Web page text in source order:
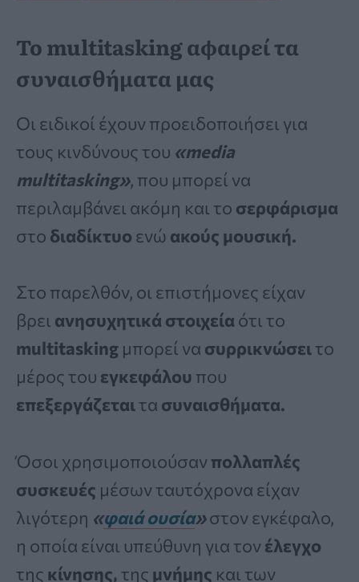
Το multitasking αφαιρεί τα
συναισθήματα μας
Οι ειδικοί έχουν προειδοποιήσει για
τους κινδύνους του «media
multitasking», που μπορεί να
περιλαμβάνει ακόμη και το σερφάρισμα
στο διαδίκτυο ενώ ακούς μουσική.
Στο παρελθόν, οι επιστήμονες είχαν
βρει ανησυχητικά στοιχεία ότι το
multitasking μπορεί να συρρικνώσειτο
μέρος του εγκεφάλου που
επεξεργάζεταιτα συναισθήματα.
Όσοι χρησιμοποιούσαν πολλαπλές
συσκευές μέσων ταυτόχρονα είχαν
λιγότερη «φαιά ουσία»στον εγκέφαλο,
η οποία είναι υπεύθυνη για τον έλεγχο
της κίνησης, της μνήμης και των